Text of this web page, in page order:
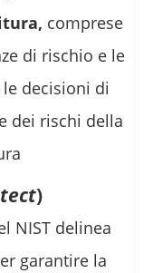
comprese
di rischio e le
decisioni di
dei rischi della
)
NIST delinea
garantire la